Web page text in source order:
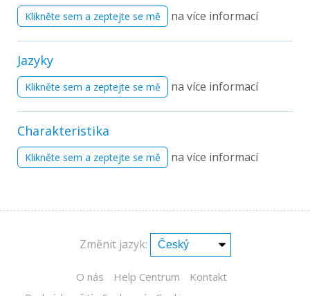
Klikněte sem a zeptejte se mě na více informací
Jazyky
Klikněte sem a zeptejte se mě na více informací
Charakteristika
Klikněte sem a zeptejte se mě na více informací
Změnit jazyk:
O nás Help Centrum
Kontakt